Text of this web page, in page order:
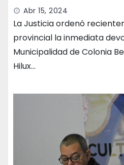
Abr 15, 2024
La Justicia ordenó
provincial la inmediata
Municipalidad de Colonia
Hilux…